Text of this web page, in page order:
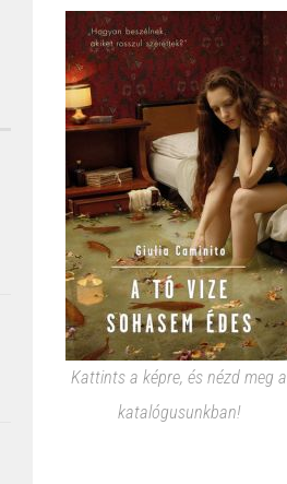
Kattints a képre, és nézd meg a
katalógusunkban!